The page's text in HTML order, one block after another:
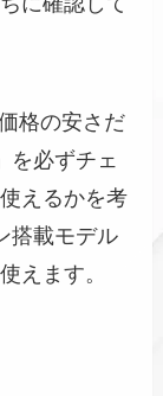
格の安さだ
を必ずチェ
えるかを考
搭載モデル
えます。